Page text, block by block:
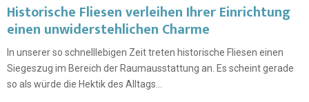
Historische Fliesen verleihen Ihrer Einrichtung
einen unwiderstehlichen Charme
In unserer so schnelllebigen Zeit treten historische Fliesen einen
Siegeszug im Bereich der Raumausstattung an. Es scheint gerade
so als würde die Hektik des Alltags...